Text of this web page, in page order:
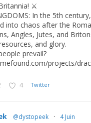
⚔️
In the 5th
into chaos after the
Angles, Jutes, and
and glory.
prevail?
projects/
4 Twitter
@dystopeek · 4 Juin